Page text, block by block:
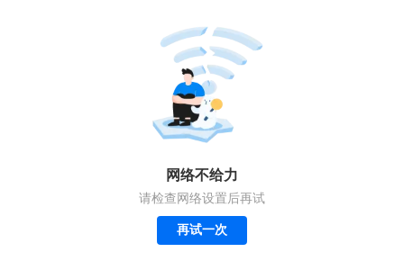
网络不给力
请检查网络设置后再试
再试一次